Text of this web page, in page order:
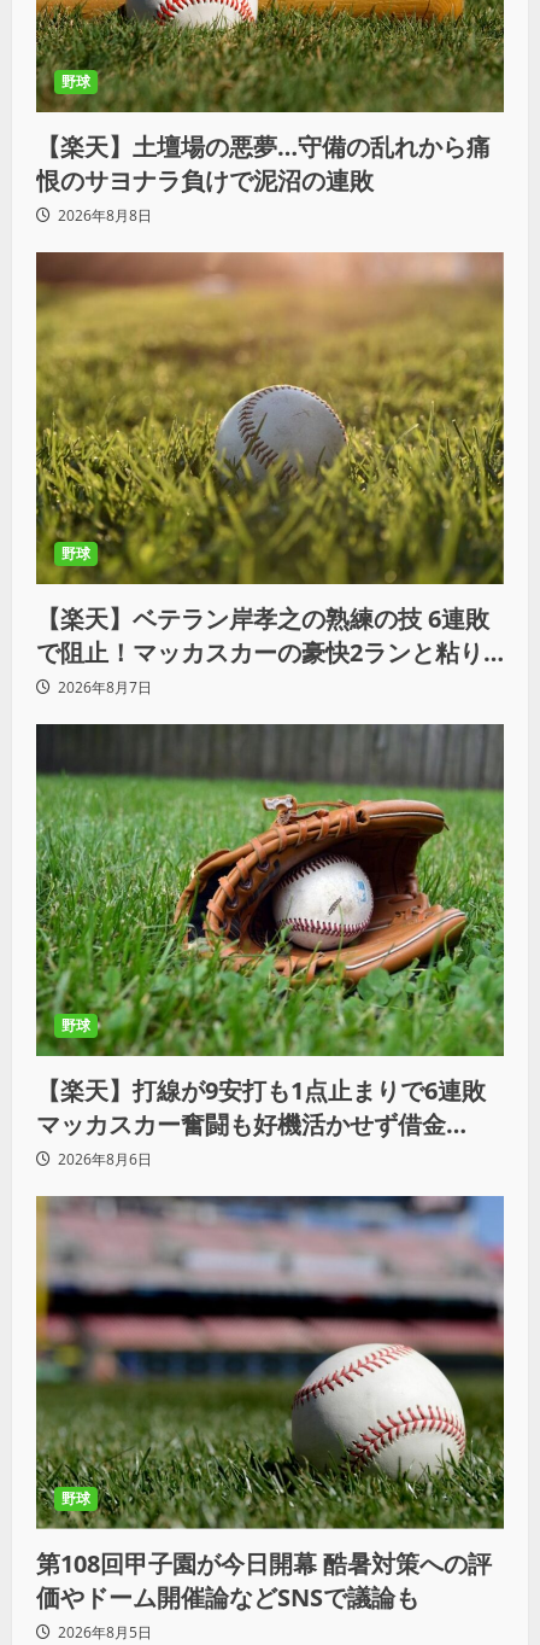
野球
【楽天】土壇場の悪夢…守備の乱れから痛
恨のサヨナラ負けで泥沼の連敗
2026年8月8日
野球
【楽天】ベテラン岸孝之の熟練の技 6連敗
で阻止！マッカスカーの豪快2ランと粘り
の継投でオリックスを破る
2026年8月7日
野球
【楽天】打線が9安打も1点止まりで6連敗
マッカスカー奮闘も好機活かせず借金
「22」
2026年8月6日
野球
第108回甲子園が今日開幕 酷暑対策への評
価やドーム開催論などSNSで議論も
2026年8月5日